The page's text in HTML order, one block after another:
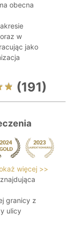
obecna
w
jako
(191)
więcej >>
granicy z
ulicy